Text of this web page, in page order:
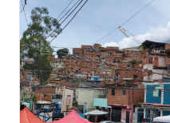
Ante la
Las cuadrillas de